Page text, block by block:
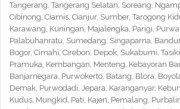
Tangerang, Tangerang Selatan, Soreang,
Cibinong, Ciamis, Cianjur, Sumber, Tarogong
Karawang, Kuningan, Majalengka, Parigi,
Palabuhanratu, Sumedang, Singaparna,
Bogor, Cimahi, Cirebon, Depok, Sukabumi,
Pramuka, Kembangan, Menteng, Kebayoran
Banjarnegara, Purwokerto, Batang, Blora,
Demak, Purwodadi, Jepara, Karanganyar,
Kudus, Mungkid, Pati, Kajen, Pemalang,